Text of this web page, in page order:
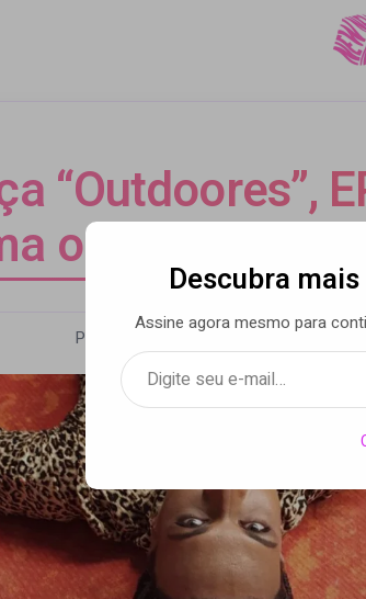
“Outdoores”,
orgânico e
Por Andrezza Barros • 28 nov 2020
Descubra
Assine agora mesmo para
Digite seu e-mail…